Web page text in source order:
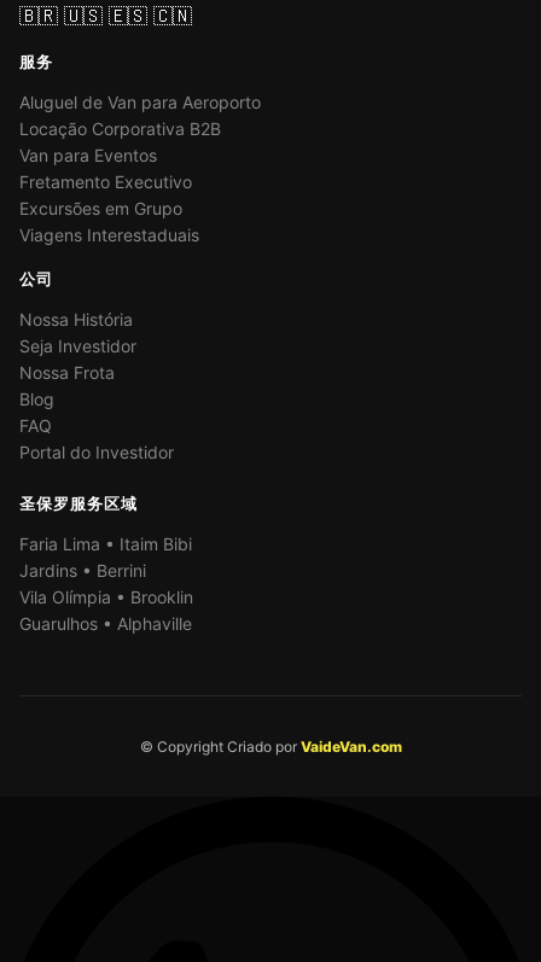
🇧🇷 🇺🇸 🇪🇸 🇨🇳
服务
Aluguel de Van para Aeroporto
Locação Corporativa B2B
Van para Eventos
Fretamento Executivo
Excursões em Grupo
Viagens Interestaduais
公司
Nossa História
Seja Investidor
Nossa Frota
Blog
FAQ
Portal do Investidor
圣保罗服务区域
Faria Lima • Itaim Bibi
Jardins • Berrini
Vila Olímpia • Brooklin
Guarulhos • Alphaville
© Copyright Criado por VaideVan.com